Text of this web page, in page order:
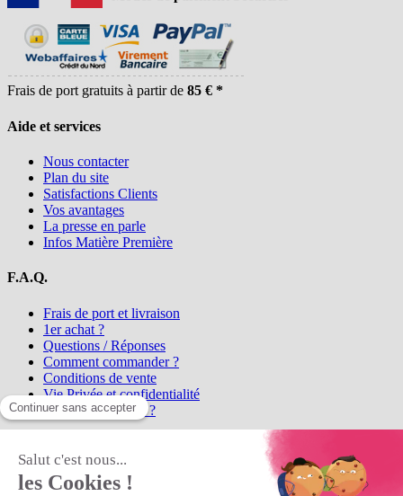
Frais de port gratuits à partir de 85 € *
Aide et services
Nous contacter
Plan du site
Satisfactions Clients
Vos avantages
La presse en parle
Infos Matière Première
F.A.Q.
Frais de port et livraison
1er achat ?
Questions / Réponses
Comment commander ?
Conditions de vente
Vie Privée et confidentialité
Qui sommes-nous ?
la référence en perles et bijoux